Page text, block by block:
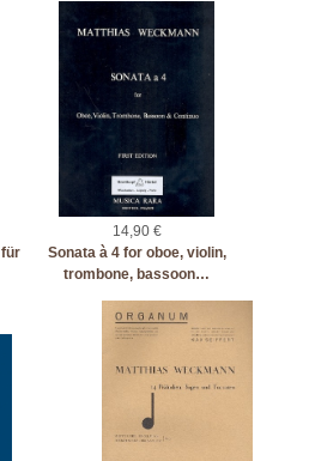
für
14,90 €
Sonata à 4 for oboe, violin,
trombone, bassoon…